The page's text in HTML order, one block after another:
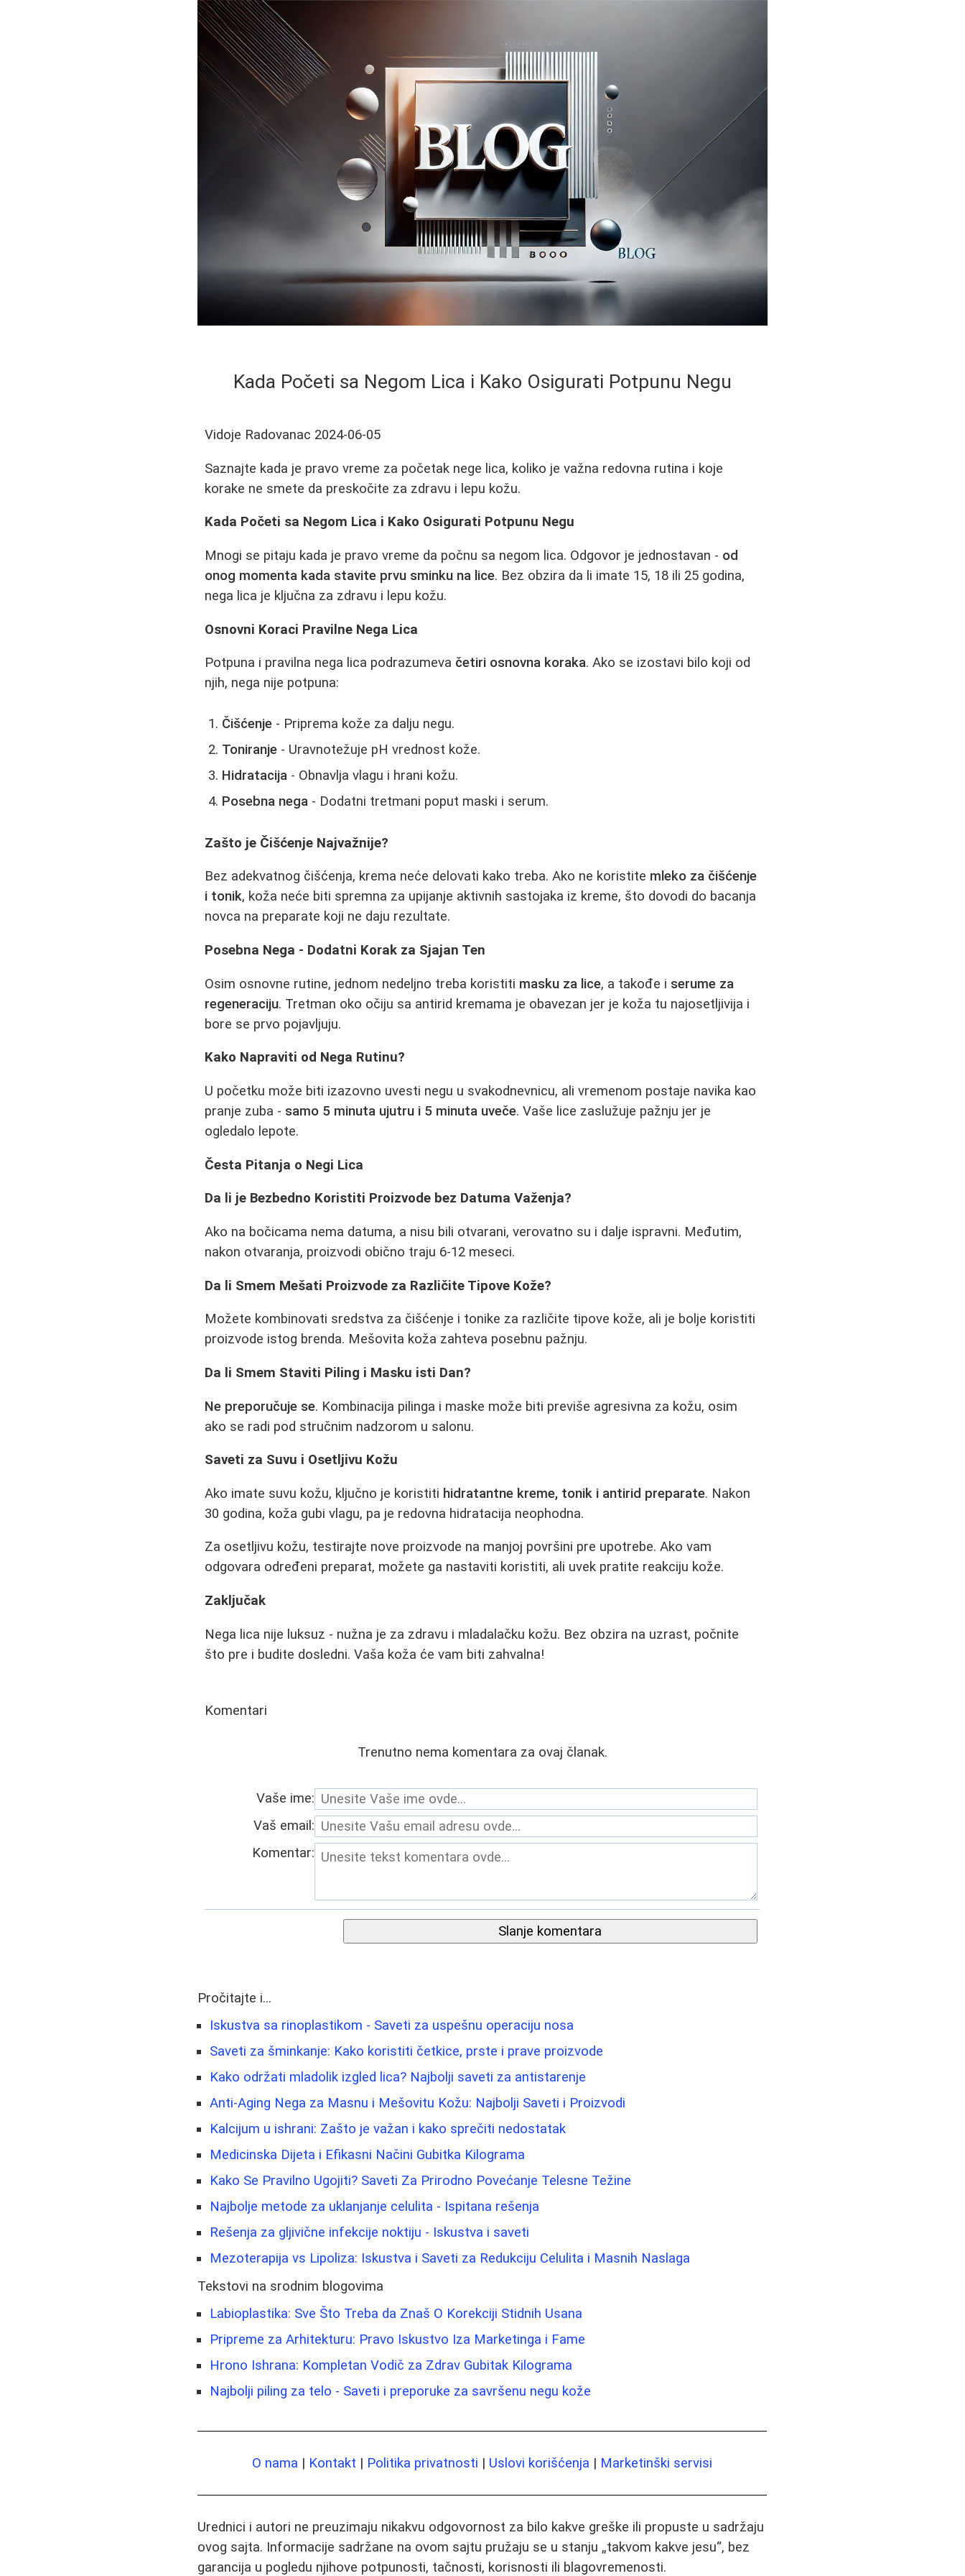
Kada Početi sa Negom Lica i Kako Osigurati Potpunu Negu
Vidoje Radovanac 2024-06-05
Saznajte kada je pravo vreme za početak nege lica, koliko je važna redovna rutina i koje
korake ne smete da preskočite za zdravu i lepu kožu.
Kada Početi sa Negom Lica i Kako Osigurati Potpunu Negu
Mnogi se pitaju kada je pravo vreme da počnu sa negom lica. Odgovor je jednostavan - od
onog momenta kada stavite prvu sminku na lice. Bez obzira da li imate 15, 18 ili 25 godina,
nega lica je ključna za zdravu i lepu kožu.
Osnovni Koraci Pravilne Nega Lica
Potpuna i pravilna nega lica podrazumeva četiri osnovna koraka. Ako se izostavi bilo koji od
njih, nega nije potpuna:
Čišćenje - Priprema kože za dalju negu.
Toniranje - Uravnotežuje pH vrednost kože.
Hidratacija - Obnavlja vlagu i hrani kožu.
Posebna nega - Dodatni tretmani poput maski i serum.
Zašto je Čišćenje Najvažnije?
Bez adekvatnog čišćenja, krema neće delovati kako treba. Ako ne koristite mleko za čišćenje
i tonik, koža neće biti spremna za upijanje aktivnih sastojaka iz kreme, što dovodi do bacanja
novca na preparate koji ne daju rezultate.
Posebna Nega - Dodatni Korak za Sjajan Ten
Osim osnovne rutine, jednom nedeljno treba koristiti masku za lice, a takođe i serume za
regeneraciju. Tretman oko očiju sa antirid kremama je obavezan jer je koža tu najosetljivija i
bore se prvo pojavljuju.
Kako Napraviti od Nega Rutinu?
U početku može biti izazovno uvesti negu u svakodnevnicu, ali vremenom postaje navika kao
pranje zuba - samo 5 minuta ujutru i 5 minuta uveče. Vaše lice zaslužuje pažnju jer je
ogledalo lepote.
Česta Pitanja o Negi Lica
Da li je Bezbedno Koristiti Proizvode bez Datuma Važenja?
Ako na bočicama nema datuma, a nisu bili otvarani, verovatno su i dalje ispravni. Međutim,
nakon otvaranja, proizvodi obično traju 6-12 meseci.
Da li Smem Mešati Proizvode za Različite Tipove Kože?
Možete kombinovati sredstva za čišćenje i tonike za različite tipove kože, ali je bolje koristiti
proizvode istog brenda. Mešovita koža zahteva posebnu pažnju.
Da li Smem Staviti Piling i Masku isti Dan?
Ne preporučuje se. Kombinacija pilinga i maske može biti previše agresivna za kožu, osim
ako se radi pod stručnim nadzorom u salonu.
Saveti za Suvu i Osetljivu Kožu
Ako imate suvu kožu, ključno je koristiti hidratantne kreme, tonik i antirid preparate. Nakon
30 godina, koža gubi vlagu, pa je redovna hidratacija neophodna.
Za osetljivu kožu, testirajte nove proizvode na manjoj površini pre upotrebe. Ako vam
odgovara određeni preparat, možete ga nastaviti koristiti, ali uvek pratite reakciju kože.
Zaključak
Nega lica nije luksuz - nužna je za zdravu i mladalačku kožu. Bez obzira na uzrast, počnite
što pre i budite dosledni. Vaša koža će vam biti zahvalna!
Komentari
Trenutno nema komentara za ovaj članak.
Vaše ime:
Vaš email:
Komentar:
Slanje komentara
Pročitajte i...
Iskustva sa rinoplastikom - Saveti za uspešnu operaciju nosa
Saveti za šminkanje: Kako koristiti četkice, prste i prave proizvode
Kako održati mladolik izgled lica? Najbolji saveti za antistarenje
Anti-Aging Nega za Masnu i Mešovitu Kožu: Najbolji Saveti i Proizvodi
Kalcijum u ishrani: Zašto je važan i kako sprečiti nedostatak
Medicinska Dijeta i Efikasni Načini Gubitka Kilograma
Kako Se Pravilno Ugojiti? Saveti Za Prirodno Povećanje Telesne Težine
Najbolje metode za uklanjanje celulita - Ispitana rešenja
Rešenja za gljivične infekcije noktiju - Iskustva i saveti
Mezoterapija vs Lipoliza: Iskustva i Saveti za Redukciju Celulita i Masnih Naslaga
Tekstovi na srodnim blogovima
Labioplastika: Sve Što Treba da Znaš O Korekciji Stidnih Usana
Pripreme za Arhitekturu: Pravo Iskustvo Iza Marketinga i Fame
Hrono Ishrana: Kompletan Vodič za Zdrav Gubitak Kilograma
Najbolji piling za telo - Saveti i preporuke za savršenu negu kože
O nama | Kontakt | Politika privatnosti | Uslovi korišćenja | Marketinški servisi
Urednici i autori ne preuzimaju nikakvu odgovornost za bilo kakve greške ili propuste u sadržaju
ovog sajta. Informacije sadržane na ovom sajtu pružaju se u stanju „takvom kakve jesu“, bez
garancija u pogledu njihove potpunosti, tačnosti, korisnosti ili blagovremenosti.